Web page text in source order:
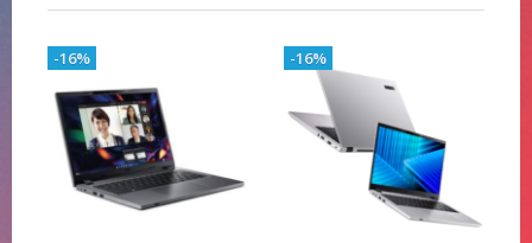
-16% -16%